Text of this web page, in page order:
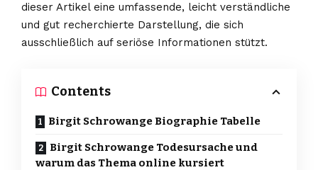
dieser Artikel eine umfassende, leicht verständliche
und gut recherchierte Darstellung, die sich
ausschließlich auf seriöse Informationen stützt.
Contents
Birgit Schrowange Biographie Tabelle
Birgit Schrowange Todesursache und
warum das Thema online kursiert